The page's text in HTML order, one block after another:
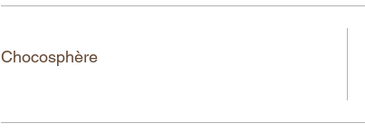
Chocosphère